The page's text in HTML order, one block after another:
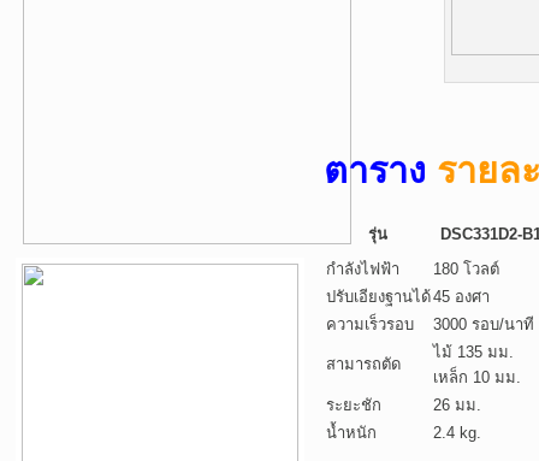
ตาราง รายล
รุ่น
DSC331D2-
กำลังไฟฟ้า
180 โวลต์
ปรับเอียงฐานได้45 องศา
ความเร็วรอบ
3000 รอบ/นาที
สามารถตัด
ไม้ 135 มม.
เหล็ก 10 มม.
ระยะชัก
26 มม.
น้ำหนัก
2.4 kg.